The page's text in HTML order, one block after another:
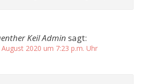
Keil Admin sagt:
August 2020 um 7:23 p.m. Uhr